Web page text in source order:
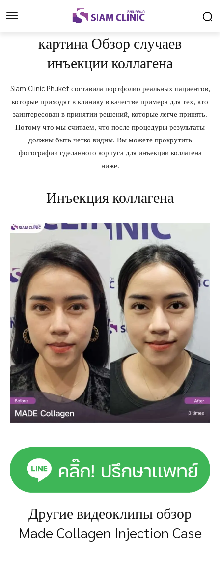
картина Обзор случаев
инъекции коллагена
Siam Clinic Phuket составила портфолио реальных пациентов,
которые приходят в клинику в качестве примера для тех, кто
заинтересован в принятии решений, которые легче принять.
Потому что мы считаем, что после процедуры результаты
должны быть четко видны. Вы можете прокрутить
фотографии сделанного корпуса для инъекции коллагена
ниже.
Инъекция коллагена
Другие видеоклипы обзор
Made Collagen Injection Case